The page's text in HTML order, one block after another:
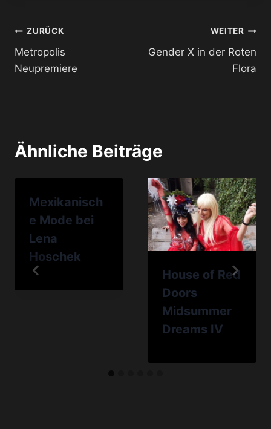
Beitragsnavigation
ZURÜCK
Metropolis
Neupremiere
WEITER
Gender X in der Roten
Flora
Ähnliche Beiträge
Mexikanisch
e Mode bei
Lena
Hoschek
House of Red
Doors
Midsummer
Dreams IV